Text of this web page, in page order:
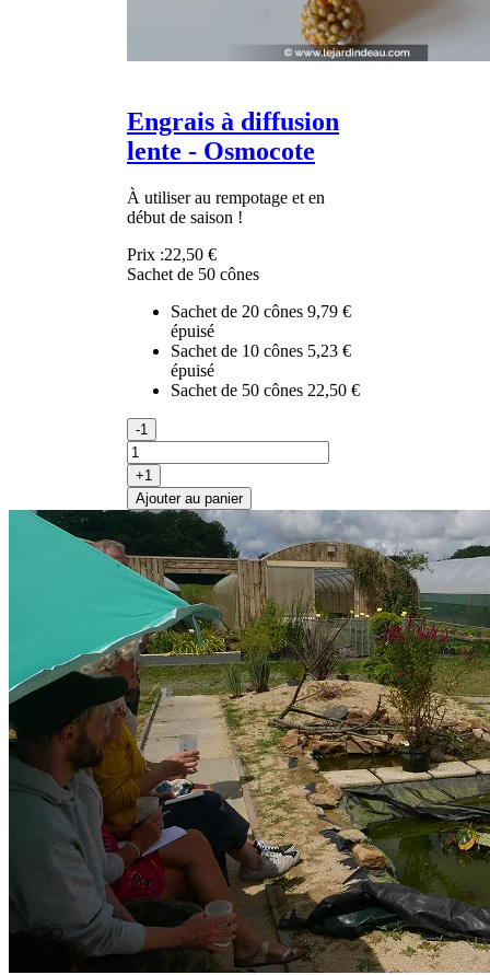
Engrais à diffusion
lente - Osmocote
À utiliser au rempotage et en
début de saison !
Prix :22,50 €
Sachet de 50 cônes
Sachet de 20 cônes 9,79 €
épuisé
Sachet de 10 cônes 5,23 €
épuisé
Sachet de 50 cônes 22,50 €
-1
+1
Ajouter au panier